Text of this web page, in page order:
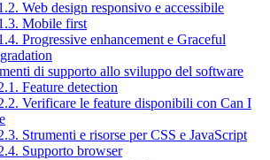
Web design responsivo e accessibile
Mobile first
Progressive enhancement e Graceful
di supporto allo sviluppo del software
Feature detection
Verificare le feature disponibili con Can I
Strumenti e risorse per CSS e JavaScript
Supporto browser